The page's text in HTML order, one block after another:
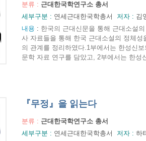
분류 : 근대한국학연구소 총서
세부구분 : 연세근대한국학총서 저자 : 김
내용 : 한국의 근대신문을 통해 근대소설
사 자료들을 통해 한국 근대소설의 정체
의 관계를 정리하였다.1부에서는 한성신
문학 자료 연구를 담았고, 2부에서는 한
『무정』을 읽는다
분류 : 근대한국학연구소 총서
세부구분 : 연세근대한국학총서 저자 : 하